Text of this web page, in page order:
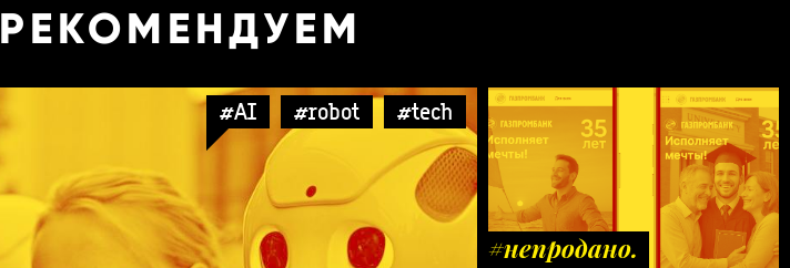
РЕКОМЕНДУЕМ
#AI #robot #tech
#непродано.